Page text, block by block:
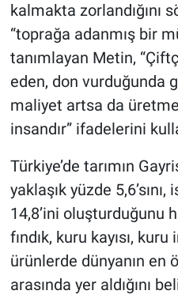
kalmakta zorlandığını
“toprağa adanmış bir
tanımlayan Metin,
eden, don vurduğunda
maliyet artsa da
insandır” ifadelerini
Türkiye’de tarımın
yaklaşık yüzde
14,8’ini oluşturduğunu
fındık, kuru kayısı,
ürünlerde dünyanın en
arasında yer aldığını